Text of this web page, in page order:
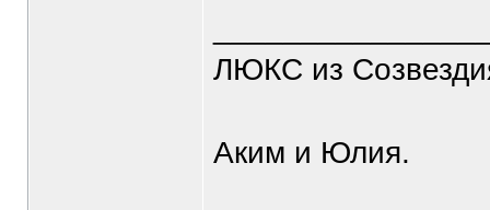
ЛЮКС из
Аким и Юлия.